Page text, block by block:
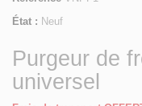
État : Neuf
Purgeur de
universel